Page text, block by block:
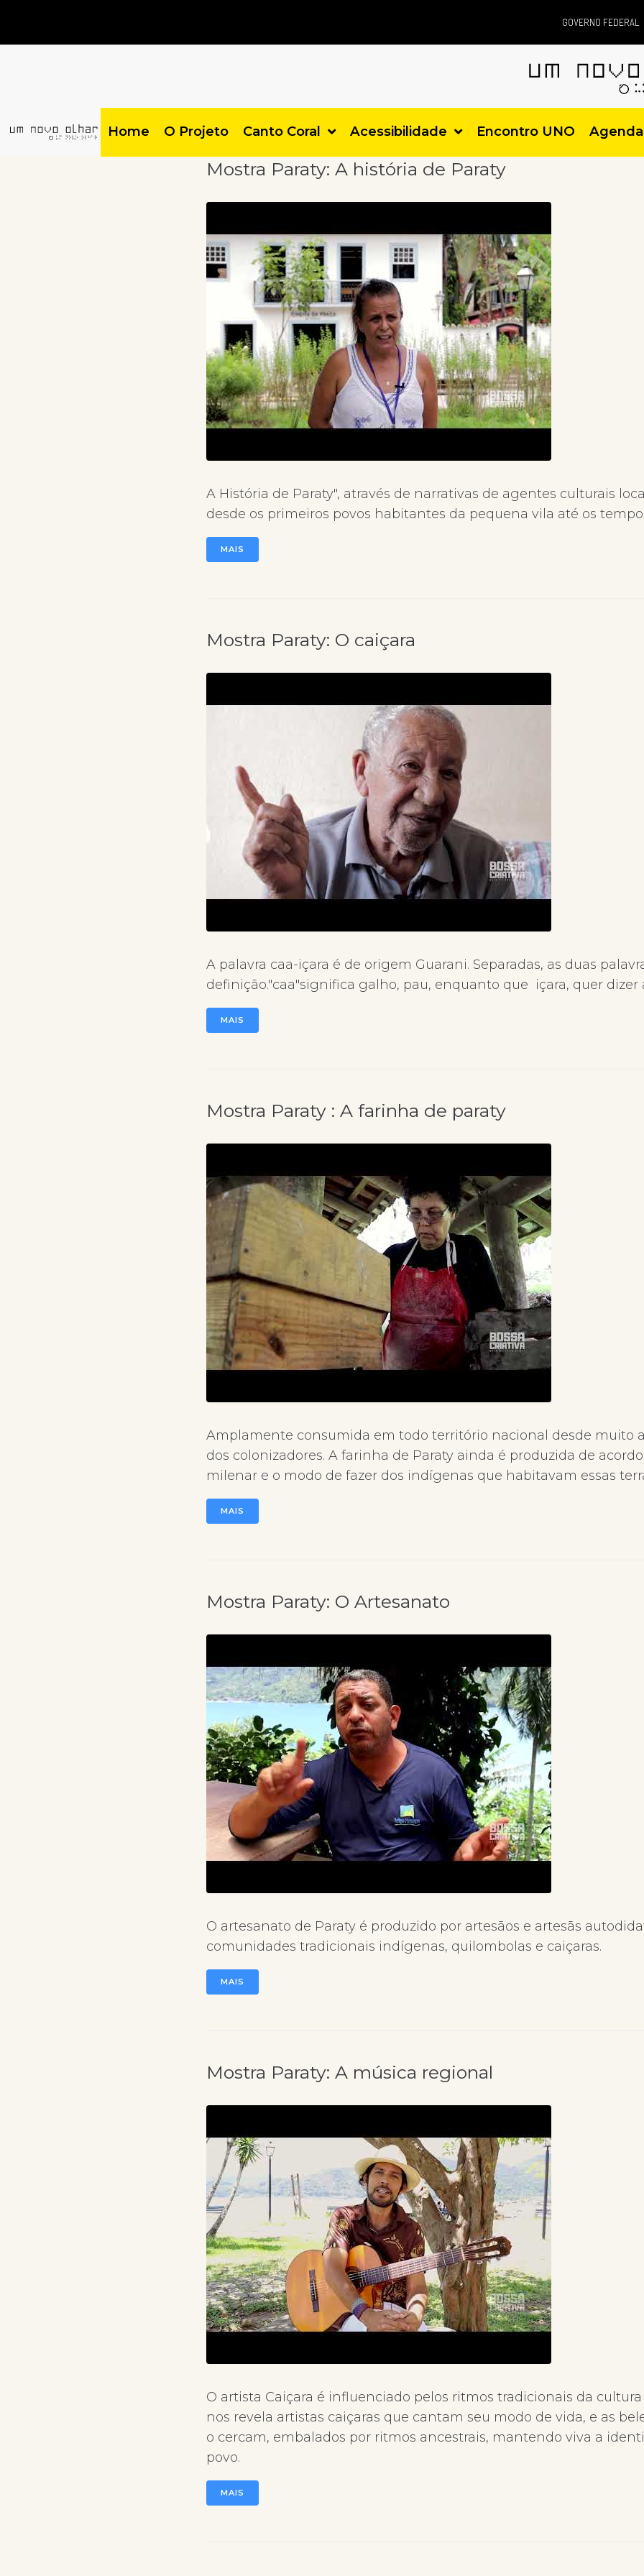
GOVERNO FEDERAL
Home O Projeto Canto Coral Acessibilidade Encontro UNO Agenda
Mostra Paraty: A história de Paraty
A História de Paraty", através de narrativas de agentes culturais
desde os primeiros povos habitantes da pequena vila até os
MAIS
Mostra Paraty: O caiçara
A palavra caa-içara é de origem Guarani. Separadas, as duas
definição."caa"significa galho, pau, enquanto que içara, quer dizer
MAIS
Mostra Paraty : A farinha de paraty
Amplamente consumida em todo território nacional desde muito
dos colonizadores. A farinha de Paraty ainda é produzida de
milenar e o modo de fazer dos indígenas que habitavam essas
MAIS
Mostra Paraty: O Artesanato
O artesanato de Paraty é produzido por artesãos e artesãs
comunidades tradicionais indígenas, quilombolas e caiçaras.
MAIS
Mostra Paraty: A música regional
O artista Caiçara é influenciado pelos ritmos tradicionais da cultura
nos revela artistas caiçaras que cantam seu modo de vida, e as
o cercam, embalados por ritmos ancestrais, mantendo viva a
povo.
MAIS